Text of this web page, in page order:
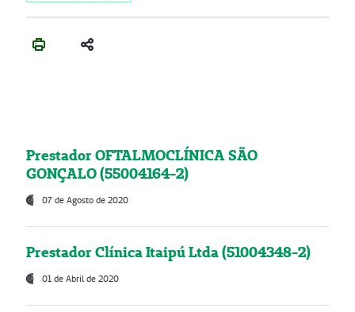
Prestador OFTALMOCLÍNICA SÃO
GONÇALO (55004164-2)
07 de Agosto de 2020
Prestador Clínica Itaipú Ltda (51004348-2)
01 de Abril de 2020